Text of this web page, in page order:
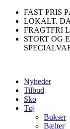
Videre
indhold
FAST PRIS
LOKALT.
FRAGTFRI
STORT OG
Nyheder
Tilbud
Sko
Tøj
Bukser
Bælter